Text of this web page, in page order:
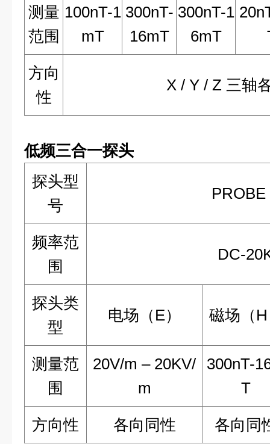
测量
范围
100nT-1
mT
300nT-
16mT
300nT-1
6mT
方向
性
X / Y / Z 三轴
低频三合一探头
探头型
号
PROBE
频率范
围
DC-
探头类
型
电场（E） 磁场（
测量范
围
20V/m – 20KV/
m
300nT-
T
方向性 各向同性 各向同